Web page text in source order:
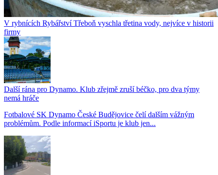
V rybnících Rybářství Třeboň vyschla třetina vody, nejvíce v historii
firmy
Další rána pro Dynamo. Klub zřejmě zruší béčko, pro dva týmy
nemá hráče
Fotbalové SK Dynamo České Budějovice čelí dalším vážným
problémům. Podle informací iSportu je klub jen...